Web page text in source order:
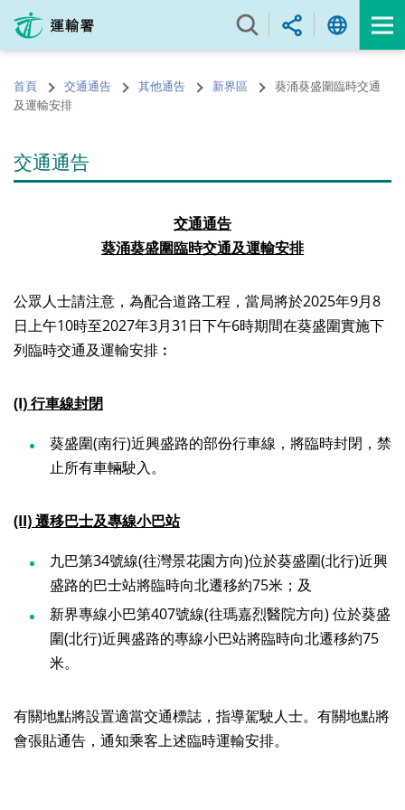
內
的
開
首頁 交通通告 其他通告 新界區
葵涌葵盛圍臨時交通
及運輸安排
交通通告
交通通告
葵涌葵盛圍臨時交通及運輸安排
公眾人士請注意，為配合道路工程，當局將於2025年9月8
日上午10時至2027年3月31日下午6時期間在葵盛圍實施下
列臨時交通及運輸安排︰
(I) 行車線封閉
葵盛圍(南行)近興盛路的部份行車線，將臨時封閉，禁
止所有車輛駛入。
(II) 遷移巴士及專線小巴站
九巴第34號線(往灣景花園方向)位於葵盛圍(北行)近興
盛路的巴士站將臨時向北遷移約75米；及
新界專線小巴第407號線(往瑪嘉烈醫院方向) 位於葵盛
圍(北行)近興盛路的專線小巴站將臨時向北遷移約75
米。
有關地點將設置適當交通標誌，指導駕駛人士。有關地點將
會張貼通告，通知乘客上述臨時運輸安排。